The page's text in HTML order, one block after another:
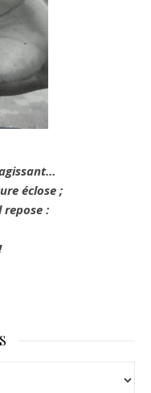
éclose ;
repose :